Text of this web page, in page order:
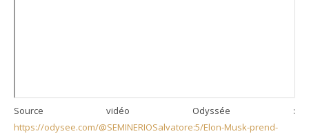
Source vidéo Odyssée :
https://odysee.com/@SEMINERIOSalvatore:5/Elon-Musk-prend-